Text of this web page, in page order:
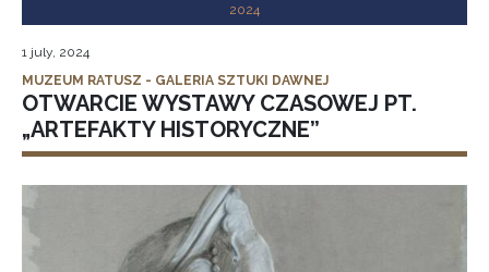
2024
1 july, 2024
MUZEUM RATUSZ - GALERIA SZTUKI DAWNEJ
OTWARCIE WYSTAWY CZASOWEJ PT.
„ARTEFAKTY HISTORYCZNE”